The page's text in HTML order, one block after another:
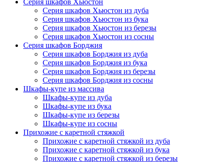
Серия шкафов Хьюстон
Серия шкафов Хьюстон из дуба
Серия шкафов Хьюстон из бука
Серия шкафов Хьюстон из березы
Серия шкафов Хьюстон из сосны
Серия шкафов Борджия
Серия шкафов Борджия из дуба
Серия шкафов Борджия из бука
Серия шкафов Борджия из березы
Серия шкафов Борджия из сосны
Шкафы-купе из массива
Шкафы-купе из дуба
Шкафы-купе из бука
Шкафы-купе из березы
Шкафы-купе из сосны
Прихожие с каретной стяжкой
Прихожие с каретной стяжкой из дуба
Прихожие с каретной стяжкой из бука
Прихожие с каретной стяжкой из березы